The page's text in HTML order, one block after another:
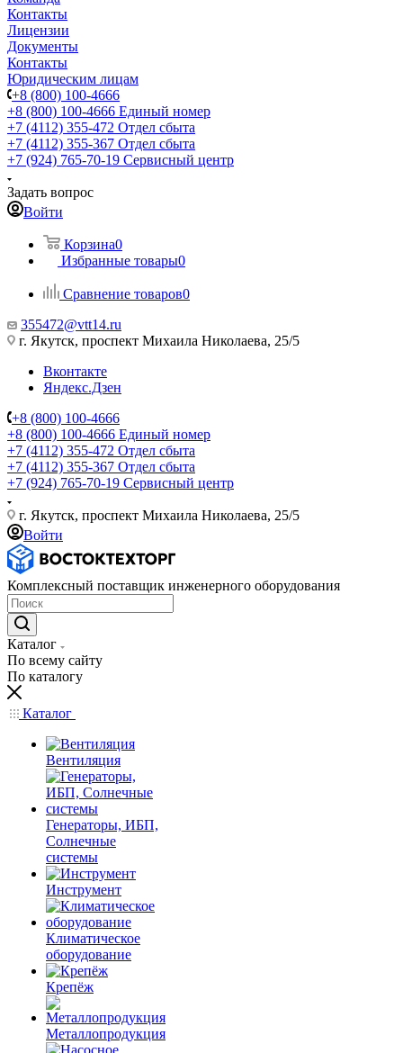
Контакты
Лицензии
Документы
Контакты
Юридическим лицам
+8 (800) 100-4666
+8 (800) 100-4666 Единый номер
+7 (4112) 355-472 Отдел сбыта
+7 (4112) 355-367 Отдел сбыта
+7 (924) 765-70-19 Сервисный центр
Задать вопрос
Войти
Корзина0
Избранные товары0
Сравнение товаров0
355472@vtt14.ru
г. Якутск, проспект Михаила Николаева, 25/5
Вконтакте
Яндекс.Дзен
+8 (800) 100-4666
+8 (800) 100-4666 Единый номер
+7 (4112) 355-472 Отдел сбыта
+7 (4112) 355-367 Отдел сбыта
+7 (924) 765-70-19 Сервисный центр
г. Якутск, проспект Михаила Николаева, 25/5
Войти
Комплексный поставщик инженерного оборудования
Каталог
По всему сайту
По каталогу
Каталог
Вентиляция
Генераторы, ИБП,
Солнечные
системы
Инструмент
Климатическое
оборудование
Крепёж
Металлопродукция